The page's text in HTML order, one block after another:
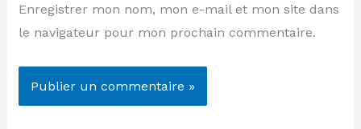
Enregistrer mon nom, mon e-mail et mon site dans
le navigateur pour mon prochain commentaire.